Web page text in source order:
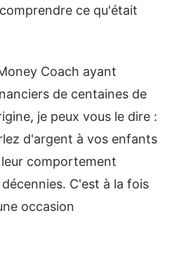
ce qu'était
Coach ayant
de centaines de
je peux vous le dire :
d'argent à vos enfants
comportement
C'est à la fois
occasion